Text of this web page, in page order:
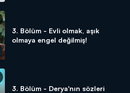
3. Bölüm - Evli olmak, aşık
olmaya engel değilmiş!
3. Bölüm - Derya'nın sözleri